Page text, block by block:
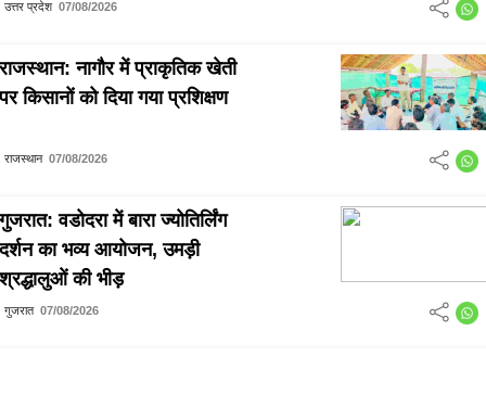
उत्तर प्रदेश 07/08/2026
राजस्थान: नागौर में प्राकृतिक खेती
पर किसानों को दिया गया प्रशिक्षण
राजस्थान 07/08/2026
गुजरात: वडोदरा में बारा ज्योतिर्लिंग
दर्शन का भव्य आयोजन, उमड़ी
श्रद्धालुओं की भीड़
गुजरात 07/08/2026